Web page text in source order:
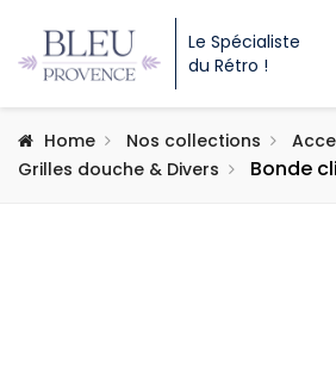
Le Spécialiste
du Rétro !
Home Nos collections
Grilles douche & Divers
Bonde